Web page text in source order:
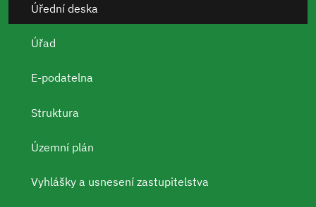
Úřední deska
Úřad
E-podatelna
Struktura
Územní plán
Vyhlášky a usnesení zastupitelstva